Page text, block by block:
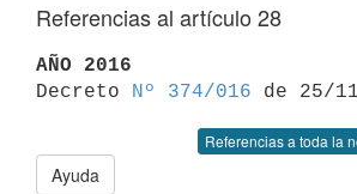
Referencias al artículo 28
AÑO 2016
Decreto
Nº 374/016
Referencias a toda la
Ayuda